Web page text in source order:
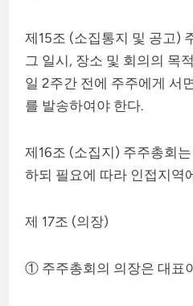
제15조 (소집통지 및 공고)
그 일시, 장소 및 회의의 목
일 2주간 전에 주주에게 서
를 발송하여야 한다.
제16조 (소집지) 주주총회
하되 필요에 따라 인접지역
제 17조 (의장)
① 주주총회의 의장은 대표